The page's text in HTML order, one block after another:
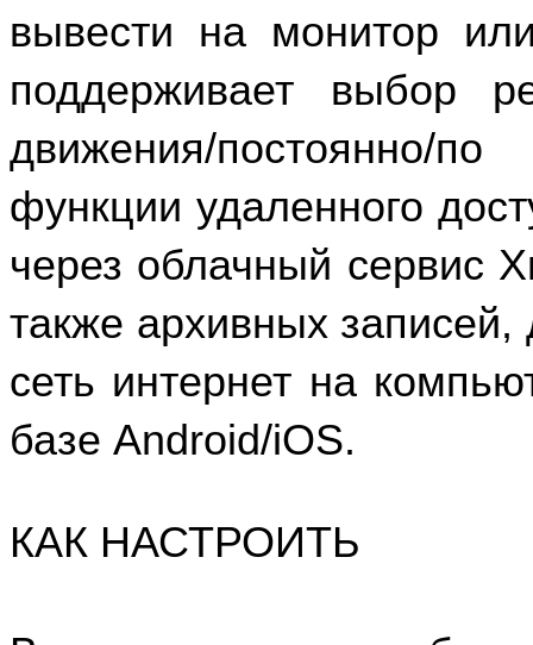
вывести на монитор
поддерживает выбор
движения/
функции удаленного
через облачный сервис
также архивных записей,
сеть интернет на
базе Android/iOS.
КАК НАСТРОИТЬ